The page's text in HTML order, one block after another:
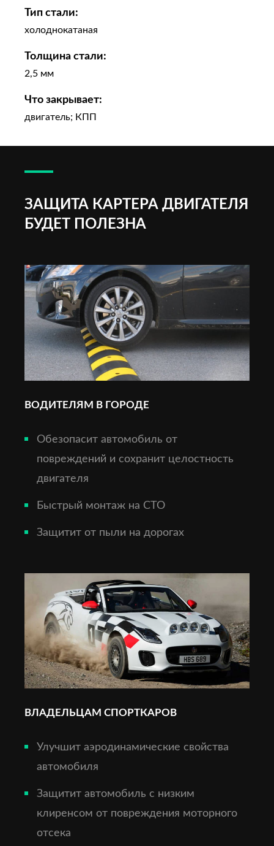
Тип стали:
холоднокатаная
Толщина стали:
2,5 мм
Что закрывает:
двигатель; КПП
ЗАЩИТА КАРТЕРА ДВИГАТЕЛЯ
БУДЕТ ПОЛЕЗНА
ВОДИТЕЛЯМ В ГОРОДЕ
Обезопасит автомобиль от
повреждений и сохранит целостность
двигателя
Быстрый монтаж на СТО
Защитит от пыли на дорогах
ВЛАДЕЛЬЦАМ СПОРТКАРОВ
Улучшит аэродинамические свойства
автомобиля
Защитит автомобиль с низким
клиренсом от повреждения моторного
отсека